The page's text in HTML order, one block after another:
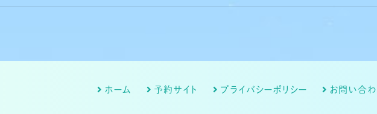
ホーム 予約サイト プライバシーポリシー お問い合